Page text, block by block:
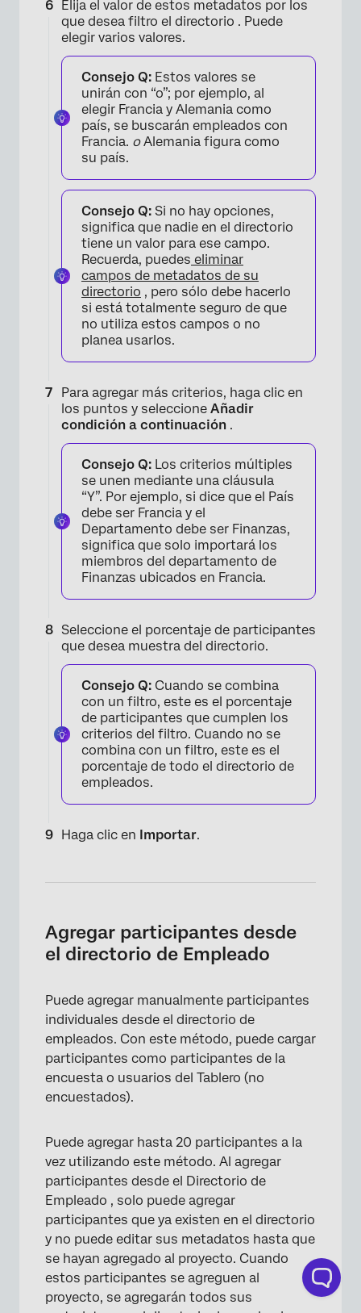
×
×
Elija el valor de estos metadatos por los
que desea filtro el directorio . Puede
elegir varios valores.
Consejo Q: Estos valores se
unirán con “o”; por ejemplo, al
elegir Francia y Alemania como
país, se buscarán empleados con
Francia. oAlemania figura como
su país.
Consejo Q: Si no hay opciones,
significa que nadie en el directorio
tiene un valor para ese campo.
Recuerda, puedes eliminar
campos de metadatos de su
directorio , pero sólo debe hacerlo
si está totalmente seguro de que
no utiliza estos campos o no
planea usarlos.
Para agregar más criterios, haga clic en
los puntos y seleccione Añadir
condición a continuación .
Consejo Q: Los criterios múltiples
se unen mediante una cláusula
“Y”. Por ejemplo, si dice que el País
debe ser Francia y el
Departamento debe ser Finanzas,
significa que solo importará los
miembros del departamento de
Finanzas ubicados en Francia.
Seleccione el porcentaje de participantes
que desea muestra del directorio.
Consejo Q: Cuando se combina
con un filtro, este es el porcentaje
de participantes que cumplen los
criterios del filtro. Cuando no se
combina con un filtro, este es el
porcentaje de todo el directorio de
empleados.
Haga clic en Importar.
Agregar participantes desde
el directorio de Empleado
Puede agregar manualmente participantes
individuales desde el directorio de
empleados. Con este método, puede cargar
participantes como participantes de la
encuesta o usuarios del Tablero (no
encuestados).
Puede agregar hasta 20 participantes a la
vez utilizando este método. Al agregar
participantes desde el Directorio de
Empleado , solo puede agregar
participantes que ya existen en el directorio
y no puede editar sus metadatos hasta que
se hayan agregado al proyecto. Cuando
estos participantes se agreguen al
proyecto, se agregarán todos sus